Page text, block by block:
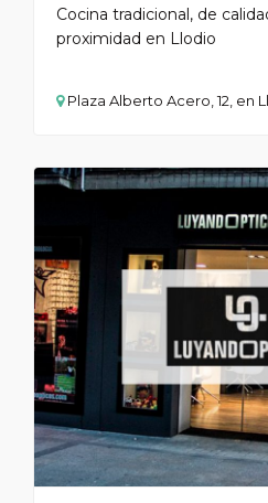
Cocina tradicional, de
proximidad en Llodio
Plaza Alberto Acero, 12, en